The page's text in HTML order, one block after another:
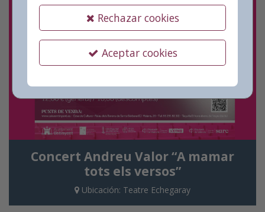
Rechazar cookies
Aceptar cookies
Concert Andreu Valor “A mamar
tots els versos”
Ubicación: Teatre Echegaray